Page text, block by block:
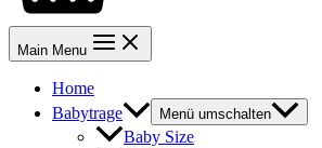
Main Menu
Home
Babytrage
Menü umschalten
Baby Size